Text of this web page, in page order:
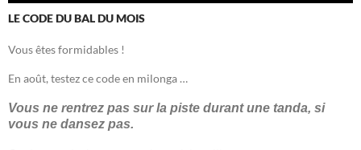
LE CODE DU BAL DU MOIS
Vous êtes formidables !
En août, testez ce code en milonga …
Vous ne rentrez pas sur la piste durant une tanda, si
vous ne dansez pas.